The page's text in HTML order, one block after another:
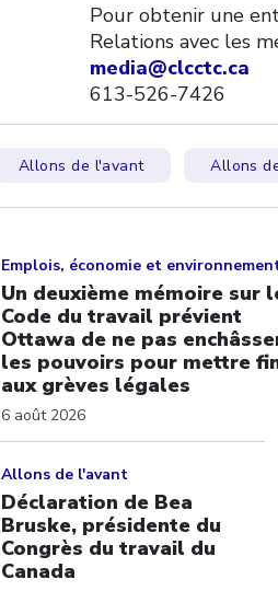
Pour obtenir une
Relations avec les
media@clcctc.ca
613-526-7426
Allons de l'avant Allons
Emplois, économie et
Un deuxième mémoire sur
Code du travail prévient
Ottawa de ne pas
les pouvoirs pour mettre
aux grèves légales
6 août 2026
Allons de l'avant
Déclaration de Bea
Bruske, présidente du
Congrès du travail du
Canada